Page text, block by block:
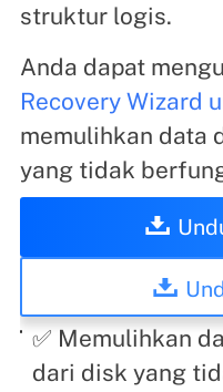
struktur logis.
Anda dapat
Recovery Wizard
memulihkan data
yang tidak
✅ Memulihkan
dari disk yang